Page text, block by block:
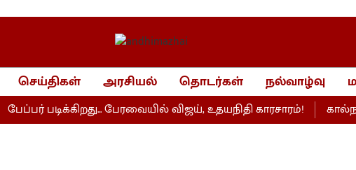
செய்திகள் அரசியல் தொடர்கள் நல்வாழ்வு
பேப்பர் படிக்கிறது... பேரவையில் விஜய், உதயநிதி காரசாரம்!